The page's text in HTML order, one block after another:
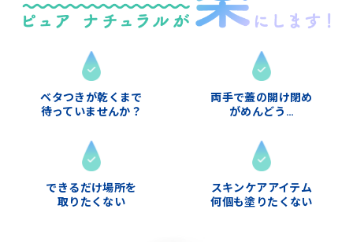
ベタつきが乾くまで
待っていませんか？
両手で蓋の開け閉め
がめんどう…
できるだけ場所を
取りたくない
スキンケアアイテム
何個も塗りたくない